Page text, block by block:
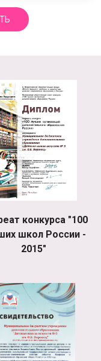
конкурса "100
школ России -
2015"